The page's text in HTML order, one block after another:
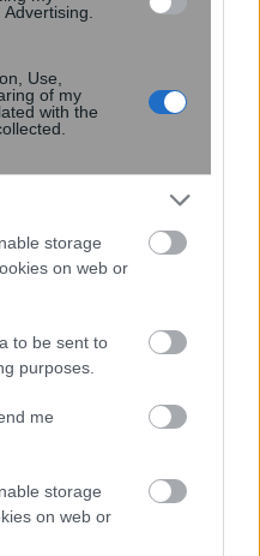
Use,
of my
with the
storage
on web or
to be sent to
purposes.
me
storage
on web or
– Ανοίγει ο